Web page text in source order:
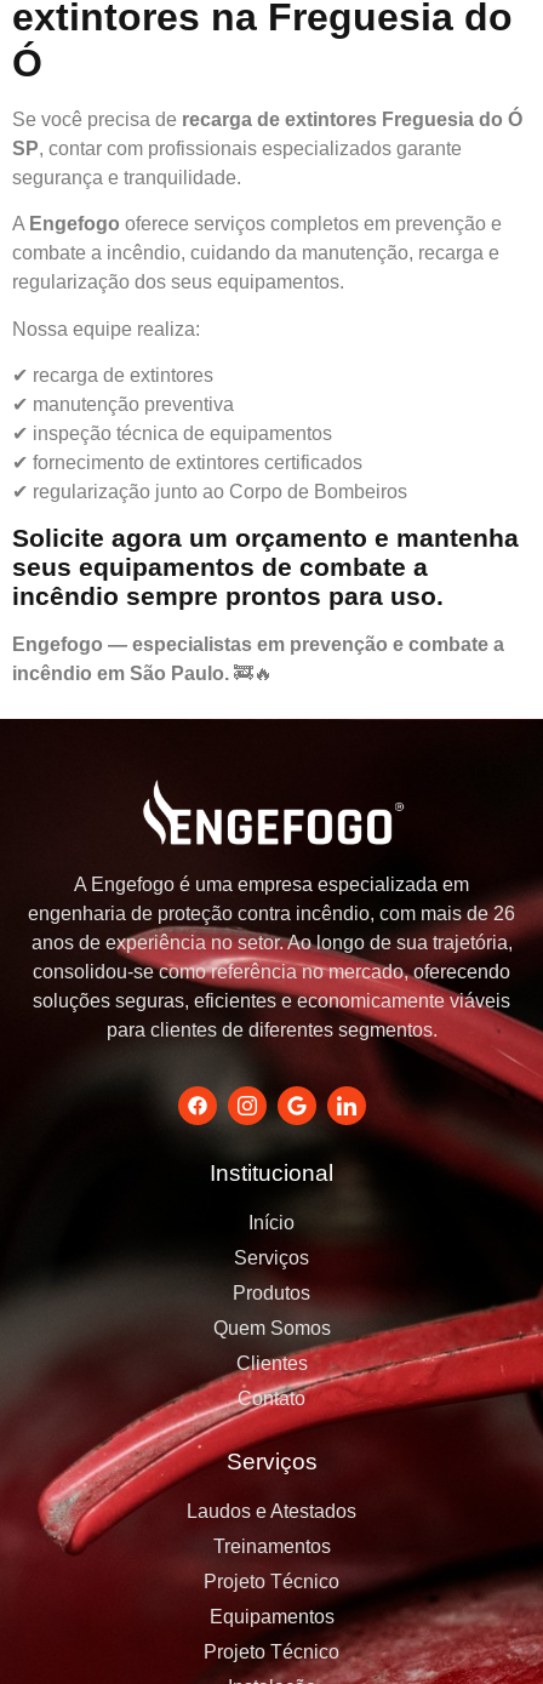
extintores na Freguesia do
Ó
Se você precisa de recarga de extintores Freguesia do Ó
SP, contar com profissionais especializados garante
segurança e tranquilidade.
A Engefogo oferece serviços completos em prevenção e
combate a incêndio, cuidando da manutenção, recarga e
regularização dos seus equipamentos.
Nossa equipe realiza:
✔ recarga de extintores
✔ manutenção preventiva
✔ inspeção técnica de equipamentos
✔ fornecimento de extintores certificados
✔ regularização junto ao Corpo de Bombeiros
Solicite agora um orçamento e mantenha
seus equipamentos de combate a
incêndio sempre prontos para uso.
Engefogo — especialistas em prevenção e combate a
incêndio em São Paulo. 🚒🔥
A Engefogo é uma empresa especializada em
engenharia de proteção contra incêndio, com mais de 26
anos de experiência no setor. Ao longo de sua trajetória,
consolidou-se como referência no mercado, oferecendo
soluções seguras, eficientes e economicamente viáveis
para clientes de diferentes segmentos.
Institucional
Início
Serviços
Produtos
Quem Somos
Clientes
Contato
Serviços
Laudos e Atestados
Treinamentos
Projeto Técnico
Equipamentos
Projeto Técnico